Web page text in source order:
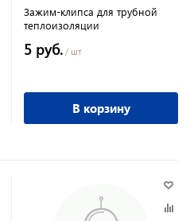
Зажим-клипса для трубной
теплоизоляции
5 руб. / шт
В корзину